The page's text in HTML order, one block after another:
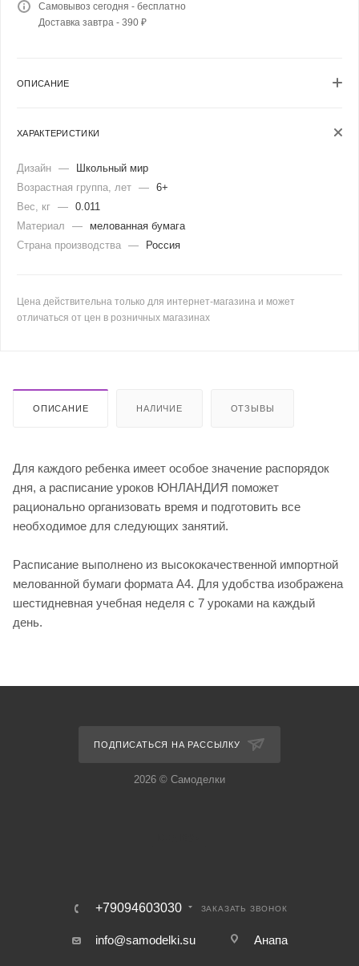
Самовывоз сегодня - бесплатно
Доставка завтра - 390 ₽
ОПИСАНИЕ
ХАРАКТЕРИСТИКИ
Дизайн —
Школьный мир
Возрастная группа, лет — 6+
Вес, кг — 0.011
Материал
—
мелованная бумага
Страна производства — Россия
Цена действительна только для интернет-магазина и может
отличаться от цен в розничных магазинах
ОПИСАНИЕ НАЛИЧИЕ ОТЗЫВЫ
Для каждого ребенка имеет особое значение распорядок
дня, а расписание уроков ЮНЛАНДИЯ поможет
рационально организовать время и подготовить все
необходимое для следующих занятий.
Расписание выполнено из высококачественной импортной
мелованной бумаги формата А4. Для удобства изображена
шестидневная учебная неделя с 7 уроками на каждый
день.
ПОДПИСАТЬСЯ НА РАССЫЛКУ
2026 © Самоделки
+79094603030 ЗАКАЗАТЬ ЗВОНОК
info@samodelki.su Анапа